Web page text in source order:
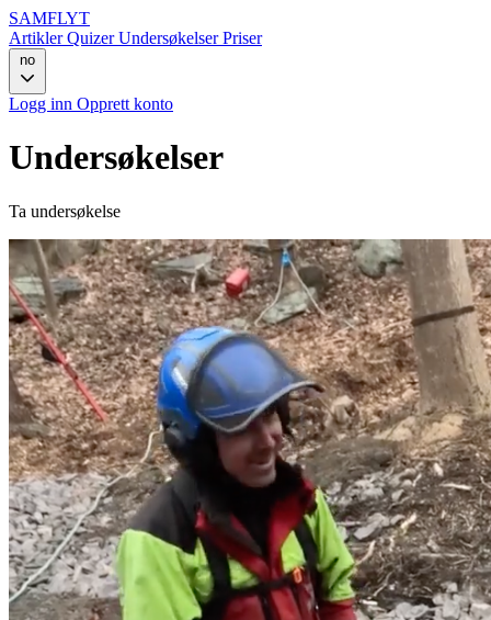
SAMFLYT
ArtiklerQuizerUndersøkelserPriser
no
Logg inn Opprett konto
Undersøkelser
Ta undersøkelse